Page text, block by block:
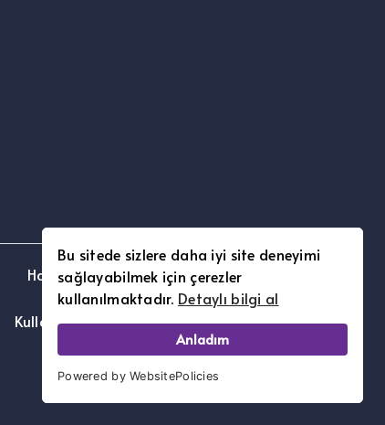
Bu sitede sizlere daha iyi site deneyimi
sağlayabilmek için çerezler
kullanılmaktadır. Detaylı bilgi al
Anladım
Powered by WebsitePolicies
Hakkımızda – [www.kimibilin.com]
Kullanım Şartları ve Gizlilik Politikası